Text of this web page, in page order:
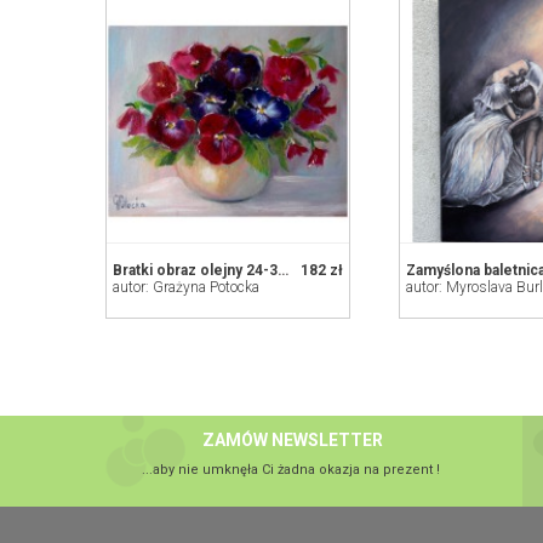
182 zł
Bratki obraz olejny 24-30cm
autor: Grażyna Potocka
Zamyślona
autor: Myroslava
ZAMÓW NEWSLETTER
...aby nie umknęła Ci żadna okazja na prezent !